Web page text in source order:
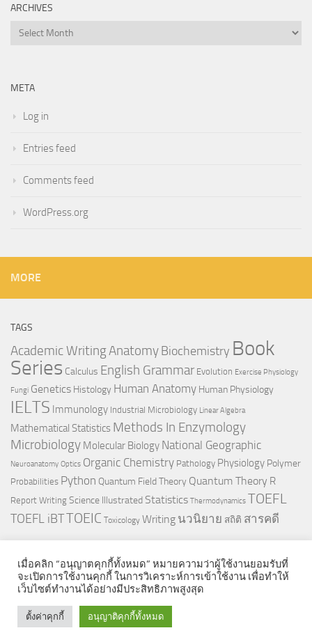
ARCHIVES
Archives
META
Log in
Entries feed
Comments feed
WordPress.org
MORE
TAGS
Academic WritingAnatomyBiochemistry Book
Series Calculus English Grammar Evolution Exercise Physiology
Fungi Genetics Histology Human Anatomy Human Physiology
IELTS Immunology Industrial Microbiology Linear Algebra
Mathematical Statistics Methods In Enzymology
Microbiology Molecular Biology National Geographic
Neuroanatomy Optics Organic Chemistry Pathology Physiology Polymer
Probabilities Python Quantum Field Theory Quantum Theory R
Report Writing Science Illustrated Statistics Thermodynamics TOEFL
TOEFL iBTTOEIC Toxicology Writing นวนิยาย สถิติ สารคดี
© 2026. All Rights Reserved.
เมื่อคลิก “อนุญาตคุกกี้ทั้งหมด” หมายความว่าผู้ใช้งานยอมรับที่
จะเปิดการใช้งานคุกกี้ ในการวิเคราะห์การเข้าใช้งาน เพื่อทำให้
เว็บไซต์ทำงานได้อย่างมีประสิทธิภาพสูงสุด
ตั้งค่าคุกกี้ อนุญาติคุกกี้ทั้งหมด